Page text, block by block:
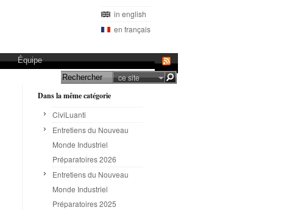
in english
en français
Équipe
ce site
Dans la même catégorie
CiviLuanti
Entretiens du Nouveau
Monde Industriel
Préparatoires 2026
Entretiens du Nouveau
Monde Industriel
Préparatoires 2025